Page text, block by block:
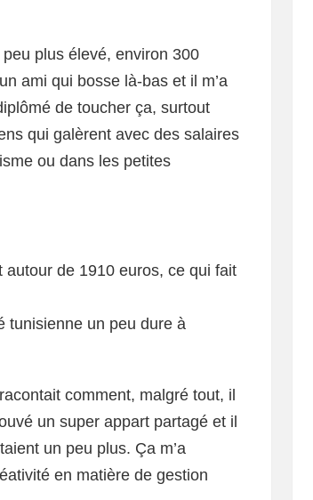
plus élevé, environ 300
ami qui bosse là-bas et il m’a
de toucher ça, surtout
qui galèrent avec des salaires
ou dans les petites
autour de 1910 euros, ce qui fait
tunisienne un peu dure à
comment, malgré tout, il
un super appart partagé et il
un peu plus. Ça m’a
en matière de gestion